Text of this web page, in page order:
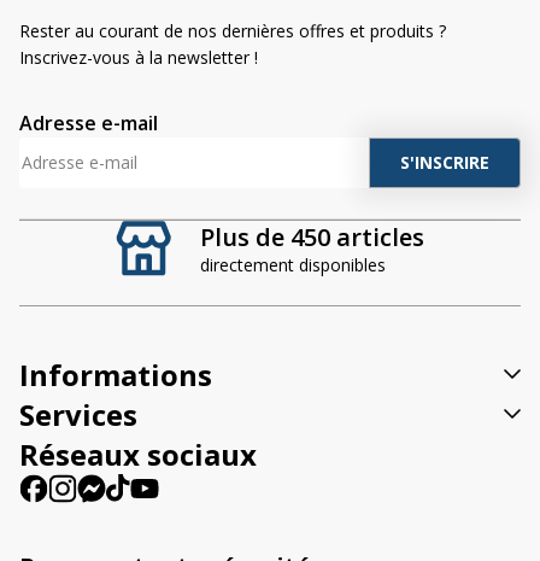
Plus de 450 articles
directement disponibles
Rester au courant de nos dernières offres et produits ?
Inscrivez-vous à la newsletter !
Adresse e-mail
A
t
i
e
:
Informations
Services
Réseaux sociaux